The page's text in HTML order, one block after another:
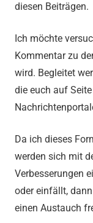
diesen Beiträgen.
Ich möchte
Kommentar zu
wird. Begleitet
die euch auf
Da ich dieses
werden sich mit
Verbesserungen
oder einfällt,
einen Austauch